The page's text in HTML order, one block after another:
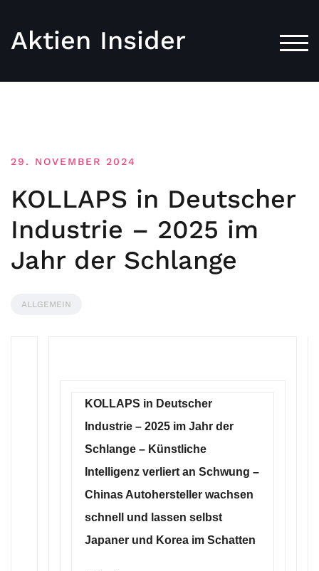
Aktien Insider
29. NOVEMBER 2024
KOLLAPS in Deutscher
Industrie – 2025 im
Jahr der Schlange
ALLGEMEIN
KOLLAPS in Deutscher
Industrie – 2025 im Jahr der
Schlange – Künstliche
Intelligenz verliert an Schwung –
Chinas Autohersteller wachsen
schnell und lassen selbst
Japaner und Korea im Schatten